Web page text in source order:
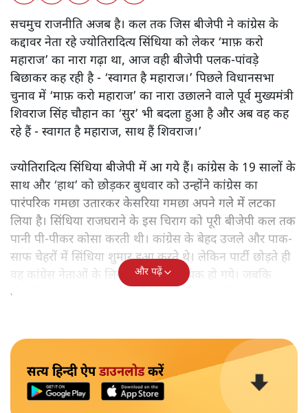
सचमुच राजनीति अजब है। कल तक जिस बीजेपी ने कांग्रेस के
कद्दावर नेता रहे ज्योतिरादित्य सिंधिया को लेकर ‘माफ़ करो
महाराज’ का नारा गढ़ा था, आज वही बीजेपी पलक-पांवड़े
बिछाकर कह रही है - ‘स्वागत है महाराज।’ पिछले विधानसभा
चुनाव में ‘माफ़ करो महाराज’ का नारा उछालने वाले पूर्व मुख्यमंत्री
शिवराज सिंह चौहान का ‘सुर’ भी बदला हुआ है और अब वह कह
रहे हैं - स्वागत है महाराज, साथ हैं शिवराज।’
ज्योतिरादित्य सिंधिया बीजेपी में आ गये हैं। कांग्रेस के 19 सालों के
साथ और ‘हाथ’ को छोड़कर बुधवार को उन्होंने कांग्रेस का
पारंपरिक गमछा उतारकर केसरिया गमछा अपने गले में लटका
लिया है। सिंधिया राजघराने के इस चिराग को पूरी बीजेपी कल तक
पानी पी-पीकर कोसा करती थी। कांग्रेस के बेहद उजले और पाक-
साफ चेहरों में सिंधिया शुमार हुआ करते थे। लेकिन पार्टी छोड़ते ही
वह कांग्रेस नेताओं के लिये हीरो से खलनायक हो गये। जबकि
बीजेपी ने इस ‘नये हीरो’ का दिल खोलकर स्वागत किया है।
और पढ़ें
सत्य हिन्दी ऐपडाउनलोडकरें